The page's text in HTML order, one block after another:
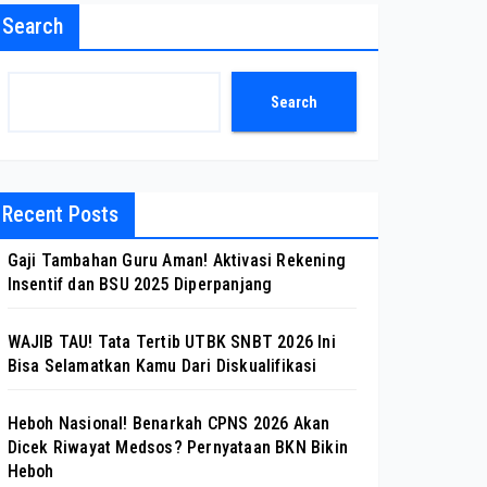
Search
Search
Recent Posts
Gaji Tambahan Guru Aman! Aktivasi Rekening
Insentif dan BSU 2025 Diperpanjang
WAJIB TAU! Tata Tertib UTBK SNBT 2026 Ini
Bisa Selamatkan Kamu Dari Diskualifikasi
Heboh Nasional! Benarkah CPNS 2026 Akan
Dicek Riwayat Medsos? Pernyataan BKN Bikin
Heboh